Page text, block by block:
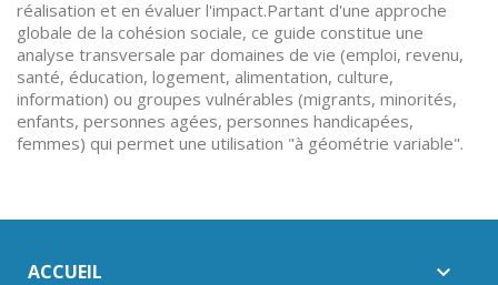
réalisation et en évaluer l'impact.Partant d'une approche
globale de la cohésion sociale, ce guide constitue une
analyse transversale par domaines de vie (emploi, revenu,
santé, éducation, logement, alimentation, culture,
information) ou groupes vulnérables (migrants, minorités,
enfants, personnes agées, personnes handicapées,
femmes) qui permet une utilisation "à géométrie variable".
ACCUEIL 